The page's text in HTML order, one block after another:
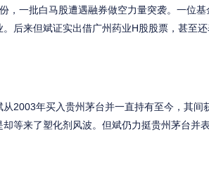
一批白马股遭遇融券做空力量突袭。一位基
。后来但斌证实出借广州药业H股股票，甚至还
年买入贵州茅台并一直持有至今，其间
却等来了塑化剂风波。但斌仍力挺贵州茅台并